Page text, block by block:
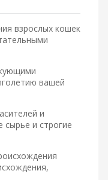
взрослых кошек
вашей
и
и строгие